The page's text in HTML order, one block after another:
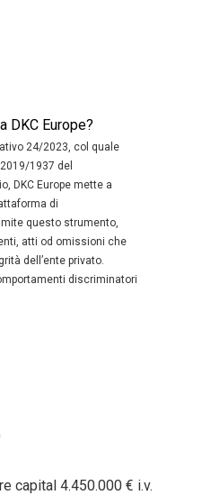
DKC Europe?
24/2023, col quale
1937 del
DKC Europe mette a
di
questo strumento,
atti od omissioni che
dell’ente privato.
discriminatori
capital 4.450.000 € i.v.